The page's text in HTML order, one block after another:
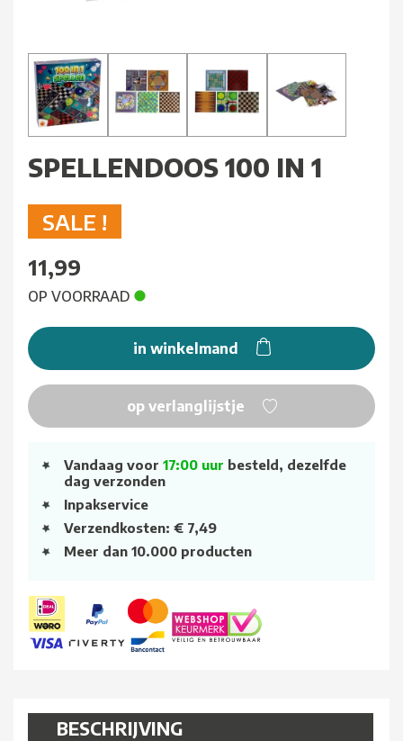
SPELLENDOOS 100 IN 1
SALE !
11,99
OP VOORRAAD
in winkelmand
op verlanglijstje
Vandaag voor 17:00 uur besteld, dezelfde
dag verzonden
Inpakservice
Verzendkosten: € 7,49
Meer dan 10.000 producten
BESCHRIJVING